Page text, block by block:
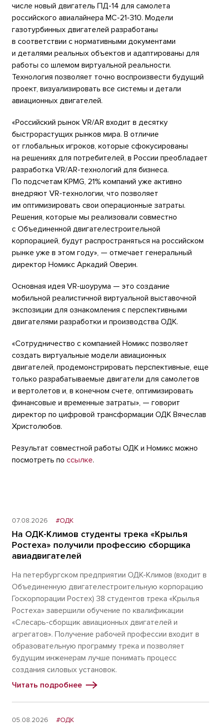
числе новый двигатель ПД-14 для самолета
российского авиалайнера МС-21-310. Модели
газотурбинных двигателей разработаны
в соответствии с нормативными документами
и деталями реальных объектов и адаптированы для
работы со шлемом виртуальной реальности.
Технология позволяет точно воспроизвести будущий
проект, визуализировать все системы и детали
авиационных двигателей.
«Российский рынок VR/AR входит в десятку
быстрорастущих рынков мира. В отличие
от глобальных игроков, которые сфокусированы
на решениях для потребителей, в России преобладает
разработка VR/AR-технологий для бизнеса.
По подсчетам KPMG, 21% компаний уже активно
внедряют VR-технологии, что позволяет
им оптимизировать свои операционные затраты.
Решения, которые мы реализовали совместно
с Объединенной двигателестроительной
корпорацией, будут распространяться на российском
рынке уже в этом году», — отмечает генеральный
директор Номикс Аркадий Оверин.
Основная идея VR-шоурума — это создание
мобильной реалистичной виртуальной выставочной
экспозиции для ознакомления с перспективными
двигателями разработки и производства ОДК.
«Сотрудничество с компанией Номикс позволяет
создать виртуальные модели авиационных
двигателей, продемонстрировать перспективные, еще
только разрабатываемые двигатели для самолетов
и вертолетов и, в конечном счете, оптимизировать
финансовые и временные затраты», — говорит
директор по цифровой трансформации ОДК Вячеслав
Христолюбов.
Результат совместной работы ОДК и Номикс можно
посмотреть по ссылке.
07.08.2026 #ОДК
На ОДК-Климов студенты трека «Крылья
Ростеха» получили профессию сборщика
авиадвигателей
На петербургском предприятии ОДК-Климов (входит в
Объединенную двигателестроительную корпорацию
Госкорпорации Ростех) 38 студентов трека «Крылья
Ростеха» завершили обучение по квалификации
«Слесарь-сборщик авиационных двигателей и
агрегатов». Получение рабочей профессии входит в
образовательную программу трека и позволяет
будущим инженерам лучше понимать процесс
создания силовых установок.
Читать подробнее
05.08.2026 #ОДК